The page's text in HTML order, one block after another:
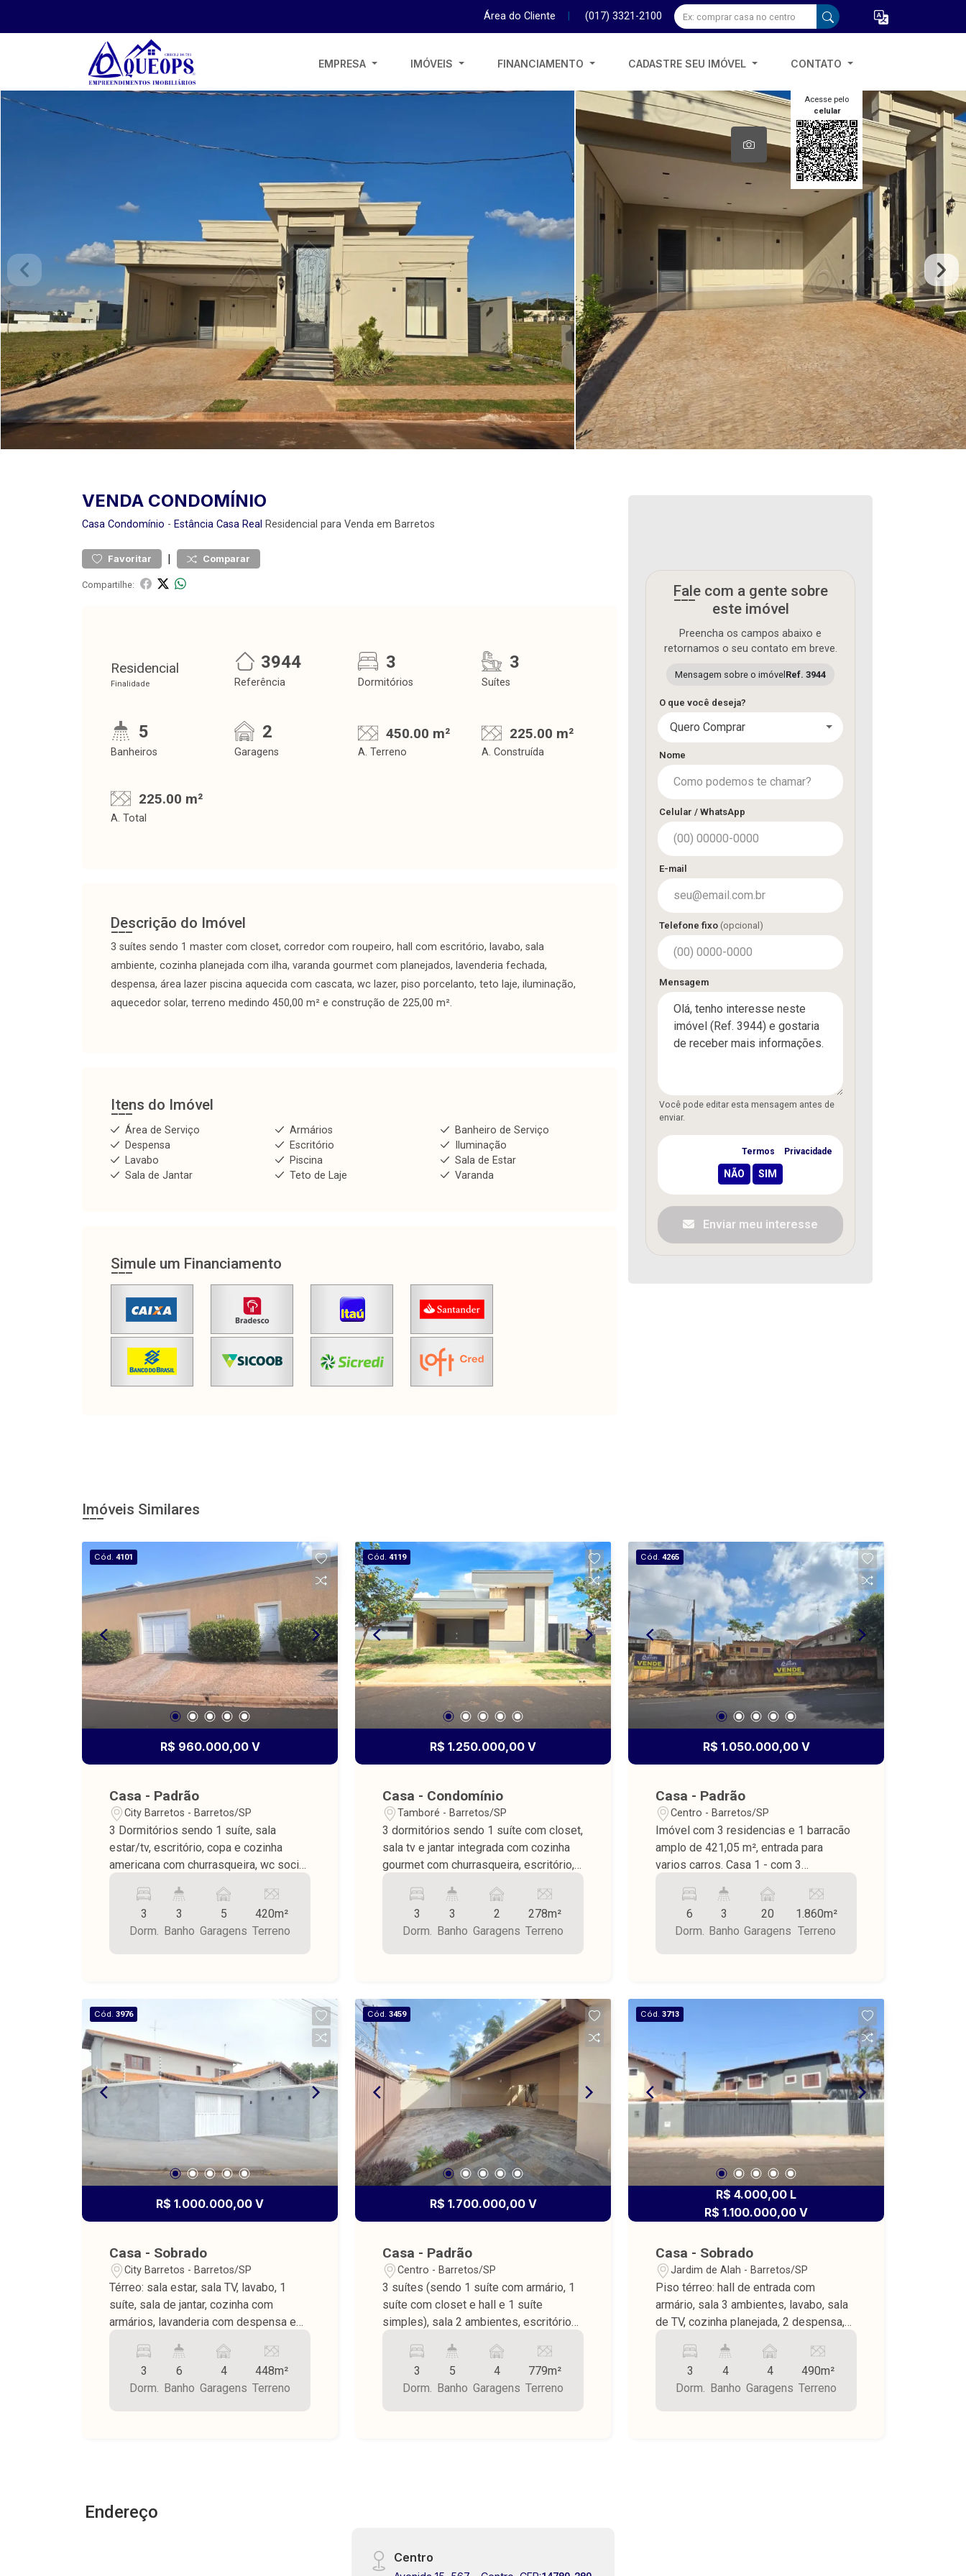
Área do Cliente (017) 3321-2100
EMPRESA IMÓVEIS FINANCIAMENTO CADASTRE SEU IMÓVEL CONTATO
Acesse pelo
celular
VENDA CONDOMÍNIO
Casa Condomínio - Estância Casa Real Residencial para Venda em Barretos
Favoritar | Comparar
Compartilhe:
Residencial
Finalidade
3944
Referência
3
Dormitórios
3
Suítes
5
Banheiros
2
Garagens
450.00 m²
A. Terreno
225.00 m²
A. Construída
225.00 m²
A. Total
Descrição do Imóvel
3 suítes sendo 1 master com closet, corredor com roupeiro, hall com escritório, lavabo, sala
ambiente, cozinha planejada com ilha, varanda gourmet com planejados, lavenderia fechada,
despensa, área lazer piscina aquecida com cascata, wc lazer, piso porcelanto, teto laje, iluminação,
aquecedor solar, terreno medindo 450,00 m² e construção de 225,00 m².
Itens do Imóvel
Área de Serviço Armários
Banheiro de Serviço
Despensa
Escritório
Iluminação
Lavabo
Piscina
Sala de Estar
Sala de Jantar
Teto de Laje Varanda
Simule um Financiamento
Fale com a gente sobre
este imóvel
Preencha os campos abaixo e
retornamos o seu contato em breve.
Mensagem sobre o imóvel Ref. 3944
O que você deseja?
Quero Comprar
Nome
Celular / WhatsApp
E-mail
Telefone fixo (opcional)
Mensagem
Você pode editar esta mensagem antes de
enviar.
Termos Privacidade
Enviar meu interesse
Imóveis Similares
Cód. 4101
R$ 960.000,00 V
Casa - Padrão
City Barretos - Barretos/SP
3 Dormitórios sendo 1 suíte, sala
estar/tv, escritório, copa e cozinha
americana com churrasqueira, wc social,
lazer com piscina e wc externo, piso
cerâmica, teto laje, área terreno 419,50
m² área construída 219,31 m².
3
Dorm.
3
Banho
5
Garagens
420m²
Terreno
Cód. 4119
R$ 1.250.000,00 V
Casa - Condomínio
Tamboré - Barretos/SP
3 dormitórios sendo 1 suíte com closet,
sala tv e jantar integrada com cozinha
gourmet com churrasqueira, escritório,
lazer com piscina, ducha e wc externo,
piso porcelanato, teto laje, terreno
medindo 278,25 m² e área construída
3
Dorm.
3
Banho
2
Garagens
278m²
Terreno
Cód. 4265
R$ 1.050.000,00 V
Casa - Padrão
Centro - Barretos/SP
Imóvel com 3 residencias e 1 barracão
amplo de 421,05 m², entrada para
varios carros. Casa 1 - com 3
área de serviço, piso cerâmica, teto laje.
Casa 2 - com 2 dormitórios, sala,
cozinha, wc social, piso cerâmica Casa
6
Dorm.
3
Banho
20
Garagens
1.860m²
Terreno
Cód. 3976
R$ 1.000.000,00 V
Casa - Sobrado
City Barretos - Barretos/SP
Térreo: sala estar, sala TV, lavabo, 1
suíte, sala de jantar, cozinha com
armários, lavanderia com despensa e
lenha e churrasqueira, wc externo,
piscina, ducha, quintal todo em pedra,
jardim, Piso Superior: 2 suítes (sendo 1
construída 282,29 m².
3
Dorm.
6
Banho
4
Garagens
448m²
Terreno
Cód. 3459
R$ 1.700.000,00 V
Casa - Padrão
Centro - Barretos/SP
3 suítes (sendo 1 suíte com armário, 1
suíte com closet e hall e 1 suíte
simples), sala 2 ambientes, escritórios,
cozinha planejada, lavanderia coberta
com despensa, varanda, área de lazer
com balcão, pia e churrasqueira, piscina,
3
Dorm.
5
Banho
4
Garagens
779m²
Terreno
Cód. 3713
R$ 4.000,00 L
R$ 1.100.000,00 V
Casa - Sobrado
Jardim de Alah - Barretos/SP
Piso térreo: hall de entrada com
armário, sala 3 ambientes, lavabo, sala
de TV, cozinha planejada, 2 despensa,
serviço, lavanderia fechada, Piso
superior: 3 dormitórios sendo 1 suíte
com closet, todos com armário,
3
Dorm.
4
Banho
4
Garagens
490m²
Terreno
Endereço
Centro